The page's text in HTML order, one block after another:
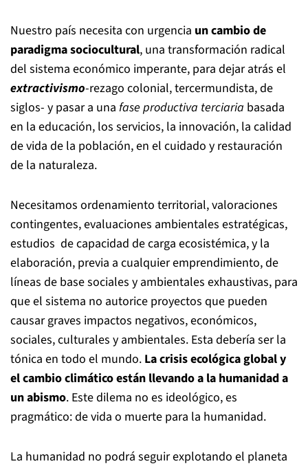
Nuestro país necesita con urgencia un cambio de
paradigma sociocultural, una transformación radical
del sistema económico imperante, para dejar atrás el
extractivismo-rezago colonial, tercermundista, de
siglos- y pasar a una fase productiva terciaria basada
en la educación, los servicios, la innovación, la calidad
de vida de la población, en el cuidado y restauración
de la naturaleza.
Necesitamos ordenamiento territorial, valoraciones
contingentes, evaluaciones ambientales estratégicas,
estudios de capacidad de carga ecosistémica, y la
elaboración, previa a cualquier emprendimiento, de
líneas de base sociales y ambientales exhaustivas, para
que el sistema no autorice proyectos que pueden
causar graves impactos negativos, económicos,
sociales, culturales y ambientales. Esta debería ser la
tónica en todo el mundo. La crisis ecológica global y
el cambio climático están llevando a la humanidad a
un abismo. Este dilema no es ideológico, es
pragmático: de vida o muerte para la humanidad.
La humanidad no podrá seguir explotando el planeta